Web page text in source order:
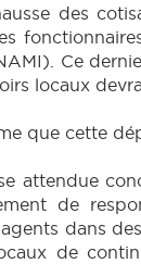
des
Ce
locaux
que cette
attendue
de
dans
de